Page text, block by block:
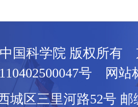
中国科学院 版权所有
号 网站
城区三里河路52号 邮